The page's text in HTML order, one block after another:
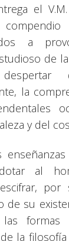
el
a
de
la
y del
al
de su
formas
la